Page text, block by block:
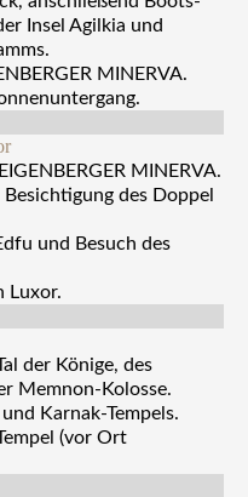
Insel Agilkia und
MINERVA.
MINERVA.
des Doppel
und Besuch des
Luxor.
der Könige, des
Memnon-Kolosse.
Karnak-Tempels.
(vor Ort